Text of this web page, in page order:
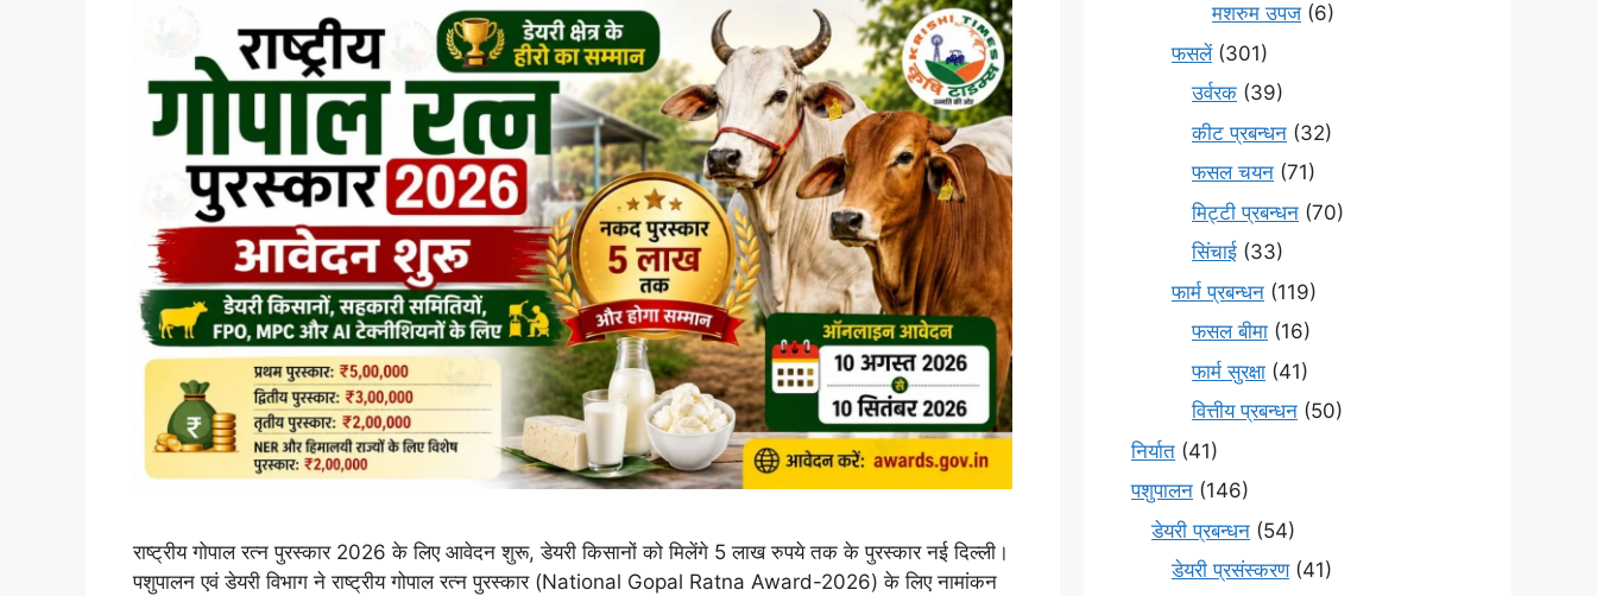
राष्ट्रीय गोपाल रत्न पुरस्कार 2026 के लिए आवेदन शुरू, डेयरी किसानों को मिलेंगे 5 लाख रुपये तक के पुरस्कार नई दिल्ली।
पशुपालन एवं डेयरी विभाग ने राष्ट्रीय गोपाल रत्न पुरस्कार (National Gopal Ratna Award-2026) के लिए नामांकन
मशरुम उपज (6)
फसलें(301)
उर्वरक (39)
कीट प्रबन्धन (32)
फसल चयन (71)
मि‌ट्टी प्रबन्धन (70)
सिंचाई (33)
फार्म प्रबन्धन (119)
फसल बीमा (16)
फार्म सुरक्षा (41)
वित्तीय प्रबन्धन (50)
निर्यात (41)
पशुपालन (146)
डेयरी प्रबन्धन (54)
डेयरी प्रसंस्करण(41)